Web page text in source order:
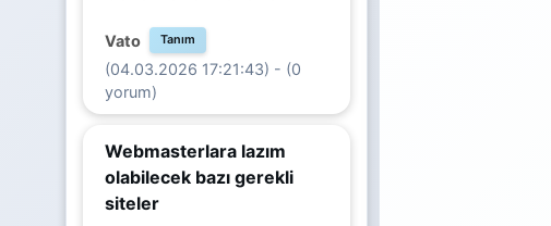
Vato Tanım
(04.03.2026 17:21:43) - (0
yorum)
Webmasterlara lazım
olabilecek bazı gerekli
siteler